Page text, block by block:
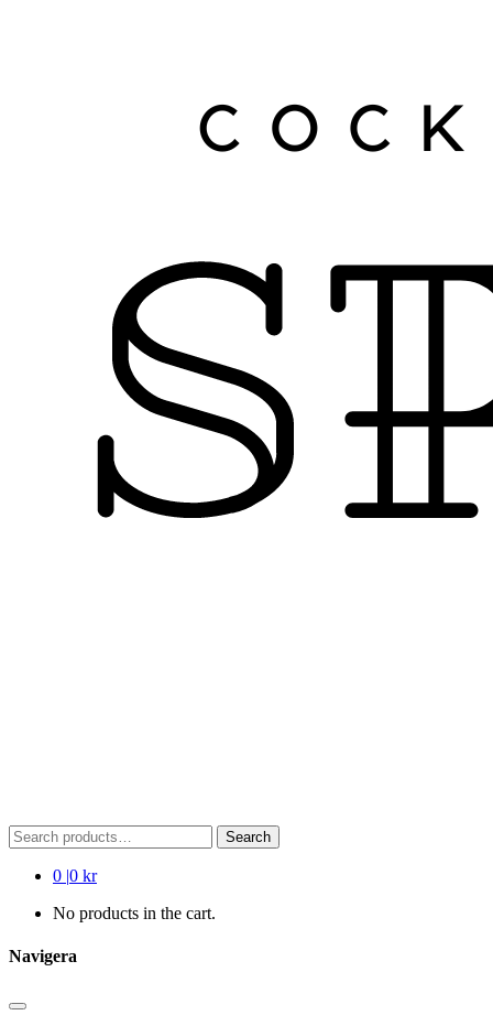
Search
for:
Search
0 |0 kr
No products in the cart.
Navigera